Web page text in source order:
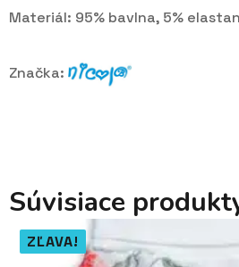
Materiál: 95% bavlna, 5% elastan
Značka:
Súvisiace
ZĽAVA!